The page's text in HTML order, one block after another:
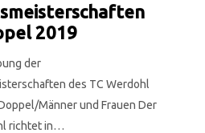
2019
der
des TC Werdohl
Männer und Frauen Der
richtet in…